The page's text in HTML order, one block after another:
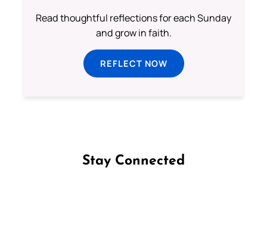
Read thoughtful reflections for each Sunday
and grow in faith.
REFLECT NOW
Stay Connected